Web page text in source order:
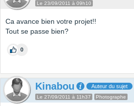
Le 23/09/2011 à 09h10
Ca avance bien votre projet!!
Tout se passe bien?
0
Kinabou Auteur du sujet
Le 27/09/2011 à 11h37 Photographe